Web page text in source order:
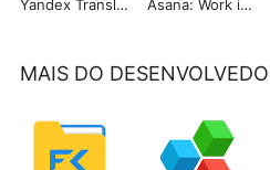
Yandex Translate Asana: Work in one place
MAIS DO